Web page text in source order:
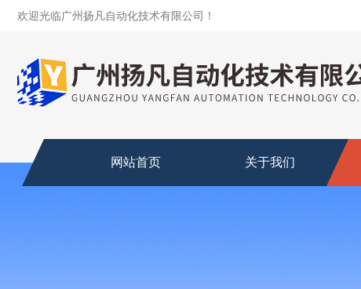
欢迎光临广州扬凡自动化技术有限公司！
网站首页 关于我们